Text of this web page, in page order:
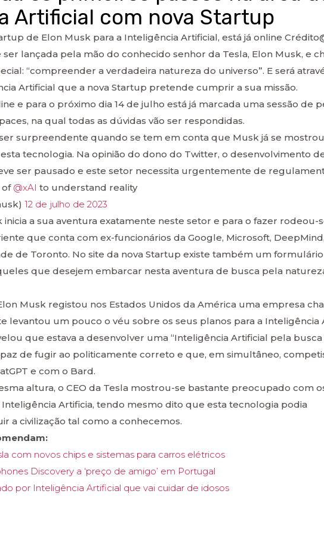
Artificial com nova Startup
de Elon Musk para a Inteligência Artificial, está já online
ser lançada pela mão do conhecido senhor da Tesla, Elon Musk, e
“compreender a verdadeira natureza do universo”. E será
Artificial que a nova Startup pretende cumprir a sua missão.
e para o próximo dia 14 de julho está já marcada uma sessão de
na qual todas as dúvidas vão ser respondidas.
surpreendente quando se tem em conta que Musk já se
tecnologia. Na opinião do dono do Twitter, o desenvolvimento
ser pausado e este setor necessita urgentemente de
of @xAI to understand reality
12 de julho de 2023
inicia a sua aventura exatamente neste setor e para o fazer rodeou-
que conta com ex-funcionários da Google, Microsoft,
de Toronto. No site da nova Startup existe também um
que desejem embarcar nesta aventura de busca pela
Musk registou nos Estados Unidos da América uma empresa
levantou um pouco o véu sobre os seus planos para a Inteligência
que estava a desenvolver uma “Inteligência Artificial pela busca
de fugir ao politicamente correto e que, em simultâneo,
e com o Bard.
altura, o CEO da Tesla mostrou-se bastante preocupado com
Artificia, tendo mesmo dito que esta tecnologia podia
a civilização tal como a conhecemos.
com novos chips e sistemas para carros elétricos
Discovery a ‘preço de amigo’ em Portugal
por Inteligência Artificial que vai cuidar de idosos